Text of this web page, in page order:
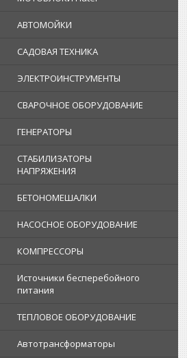
АВТОМОЙКИ
САДОВАЯ ТЕХНИКА
ЭЛЕКТРОИНСТРУМЕНТЫ
СВАРОЧНОЕ ОБОРУДОВАНИЕ
ГЕНЕРАТОРЫ
СТАБИЛИЗАТОРЫ
НАПРЯЖЕНИЯ
БЕТОНОМЕШАЛКИ
НАСОСНОЕ ОБОРУДОВАНИЕ
КОМПРЕССОРЫ
Источники бесперебойного
питания
ТЕПЛОВОЕ ОБОРУДОВАНИЕ
Автотрансформаторы